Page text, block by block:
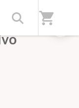
shopping_cart